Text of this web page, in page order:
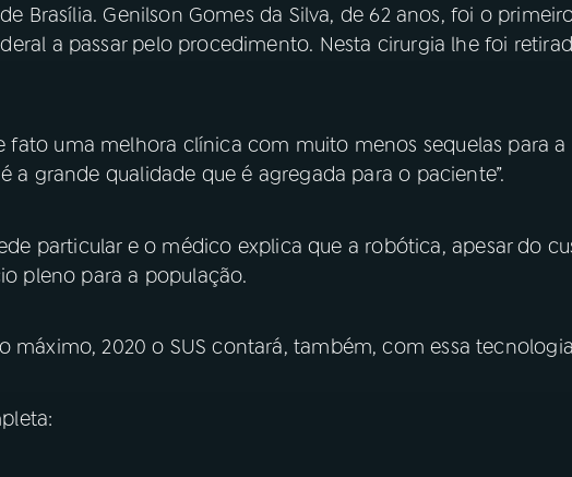
Brasília. Genilson Gomes da Silva, de 62 anos, foi o
a passar pelo procedimento. Nesta cirurgia lhe foi
fato uma melhora clínica com muito menos sequelas para a
a grande qualidade que é agregada para o paciente”.
particular e o médico explica que a robótica, apesar do
pleno para a população.
máximo, 2020 o SUS contará, também, com essa